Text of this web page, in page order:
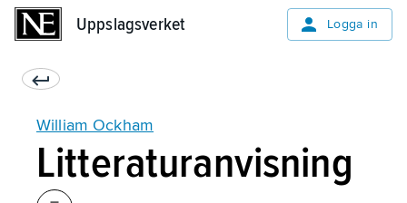
Uppslagsverket Logga in
William Ockham
Litteraturanvisning